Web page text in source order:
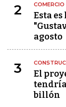
2 COMERCIO
Esta
agosto
3
El
tendría
billón